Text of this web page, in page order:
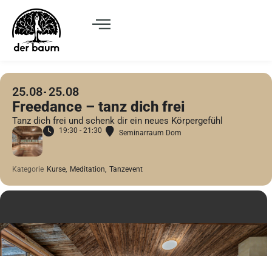
25.08 25.08
Freedance – tanz dich frei
Tanz dich frei und schenk dir ein neues Körpergefühl
19:30 - 21:30 Seminarraum Dom
Kategorie Kurse, Meditation, Tanzevent